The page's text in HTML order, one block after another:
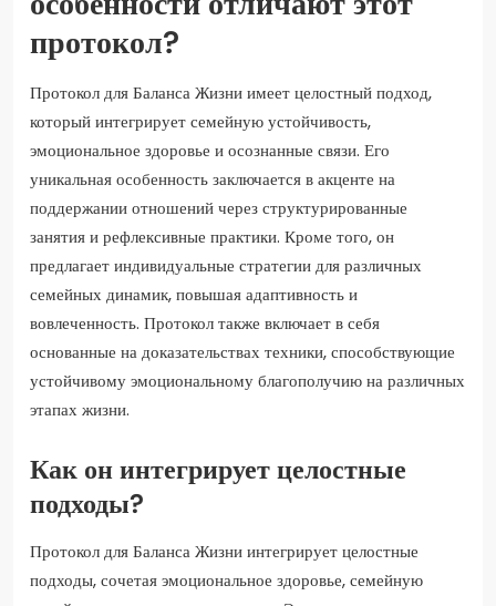
протокол?
Протокол для Баланса Жизни имеет целостный подход,
который интегрирует семейную устойчивость,
эмоциональное здоровье и осознанные связи. Его
уникальная особенность заключается в акценте на
поддержании отношений через структурированные
занятия и рефлексивные практики. Кроме того, он
предлагает индивидуальные стратегии для различных
семейных динамик, повышая адаптивность и
вовлеченность. Протокол также включает в себя
основанные на доказательствах техники, способствующие
устойчивому эмоциональному благополучию на различных
этапах жизни.
Как он интегрирует целостные
подходы?
Протокол для Баланса Жизни интегрирует целостные
подходы, сочетая эмоциональное здоровье, семейную